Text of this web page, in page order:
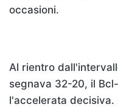
occasioni.
Al rientro
segnava 32-20, il
l'accelerata